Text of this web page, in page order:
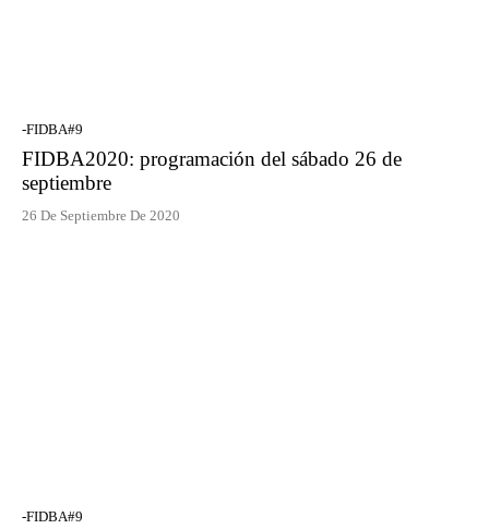
-FIDBA#9
FIDBA2020: programación del sábado 26 de
septiembre
26 De Septiembre De 2020
-FIDBA#9